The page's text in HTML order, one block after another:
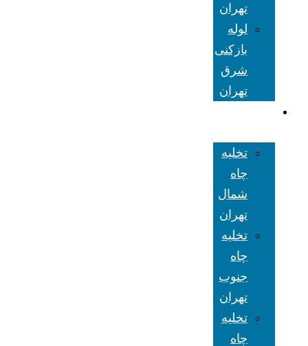
تهران
لوله
بازکنی
شرق
تهران
تخلیه
چاه
شمال
تهران
تخلیه
چاه
جنوب
تهران
تخلیه
چاه